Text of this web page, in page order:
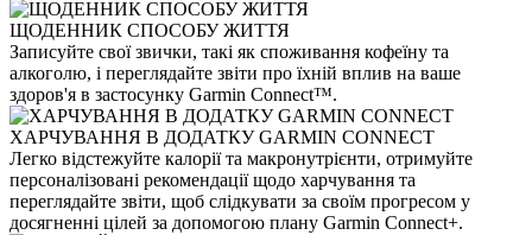
ЩОДЕННИК СПОСОБУ ЖИТТЯ
Записуйте свої звички, такі як споживання кофеїну та
алкоголю, і переглядайте звіти про їхній вплив на ваше
здоров'я в застосунку Garmin Connect™.
ХАРЧУВАННЯ В ДОДАТКУ GARMIN CONNECT
Легко відстежуйте калорії та макронутрієнти, отримуйте
персоналізовані рекомендації щодо харчування та
переглядайте звіти, щоб слідкувати за своїм прогресом у
досягненні цілей за допомогою плану Garmin Connect+.